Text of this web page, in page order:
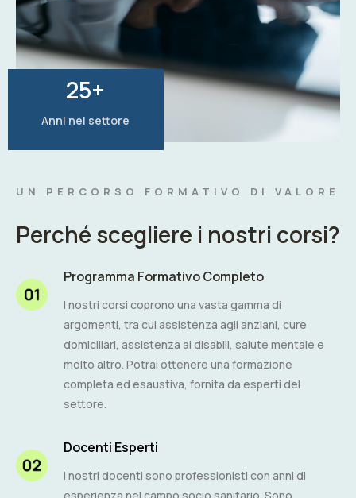
UN PERCORSO FORMATIVO DI VALORE
Perché scegliere i nostri corsi?
Programma Formativo Completo
I nostri corsi coprono una vasta gamma di
argomenti, tra cui assistenza agli anziani, cure
domiciliari, assistenza ai disabili, salute mentale e
molto altro. Potrai ottenere una formazione
completa ed esaustiva, fornita da esperti del
settore.
Docenti Esperti
I nostri docenti sono professionisti con anni di
Anni nel settore
25+